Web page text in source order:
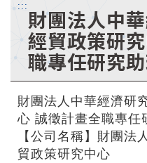
:::
財團法人中
經貿政策研
職專任研究
財團法人中華經濟研
心 誠徵計畫全職專任
【公司名稱】財團法
貿政策研究中心